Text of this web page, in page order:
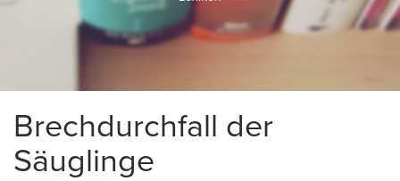
Brechdurchfall der
Säuglinge